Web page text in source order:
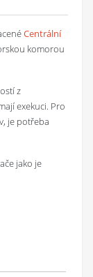
Centrální
komorou
z
exekuci. Pro
je potřeba
jako je